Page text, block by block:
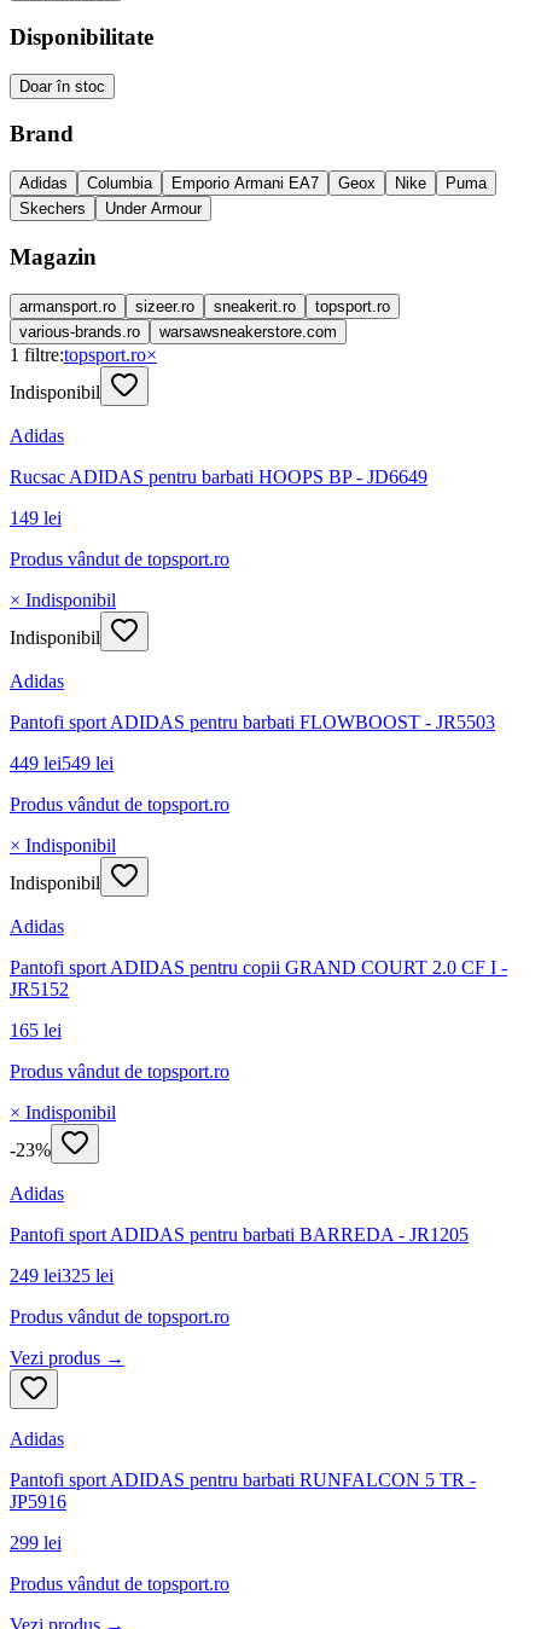
Disponibilitate
Doar în stoc
Brand
Adidas Columbia Emporio Armani EA7 Geox Nike
Puma
Skechers
Under Armour
Magazin
armansport.ro sizeer.ro sneakerit.ro
topsport.ro
various-brands.ro
warsawsneakerstore.com
1 filtre:topsport.ro×
Indisponibil
Adidas
Rucsac ADIDAS pentru barbati HOOPS BP - JD6649
149 lei
Produs vândut de topsport.ro
× Indisponibil
Indisponibil
Adidas
Pantofi sport ADIDAS pentru barbati FLOWBOOST - JR5503
449 lei549 lei
Produs vândut de topsport.ro
× Indisponibil
Indisponibil
Adidas
Pantofi sport ADIDAS pentru copii GRAND COURT 2.0 CF I -
JR5152
165 lei
Produs vândut de topsport.ro
× Indisponibil
-23%
Adidas
Pantofi sport ADIDAS pentru barbati BARREDA - JR1205
249 lei325 lei
Produs vândut de topsport.ro
Vezi produs →
Adidas
Pantofi sport ADIDAS pentru barbati RUNFALCON 5 TR -
JP5916
299 lei
Produs vândut de topsport.ro
Vezi produs →